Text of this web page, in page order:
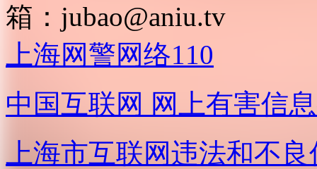
箱： jubao@aniu.tv
上海网警网络110
中国互联网 网上有害信
上海市互联网违法和不